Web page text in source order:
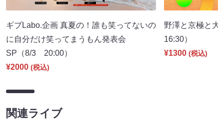
ギブLabo.企画 真夏の！誰も笑ってないの
に自分だけ笑ってまうもん発表会
SP（8/3 20:00）
¥2000 (税込)
野澤と京極と
16:30）
¥1300 (税込)
関連ライブ